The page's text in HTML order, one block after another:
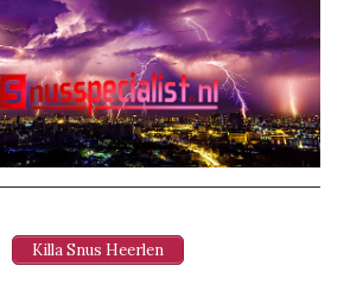
Killa Snus Heerlen